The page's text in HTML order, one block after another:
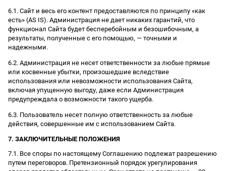
6.1. Сайт и весь его контент предоставляются по принципу «как
есть» (AS IS). Администрация не дает никаких гарантий, что
функционал Сайта будет бесперебойным и безошибочным, а
результаты, полученные с его помощью, — точными и
надежными.
6.2. Администрация не несет ответственности за любые прямые
или косвенные убытки, произошедшие вследствие
использования или невозможности использования Сайта,
включая упущенную выгоду, даже если Администрация
предупреждала о возможности такого ущерба.
6.3. Пользователь несет полную ответственность за любые
действия, совершенные им с использованием Сайта.
7. ЗАКЛЮЧИТЕЛЬНЫЕ ПОЛОЖЕНИЯ
7.1. Все споры по настоящему Соглашению подлежат разрешению
путем переговоров. Претензионный порядок урегулирования